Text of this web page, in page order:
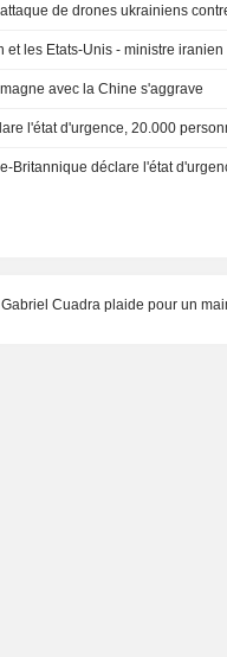
et les Etats-Unis - ministre iranien
avec la Chine s'aggrave
Gabriel Cuadra plaide pour un